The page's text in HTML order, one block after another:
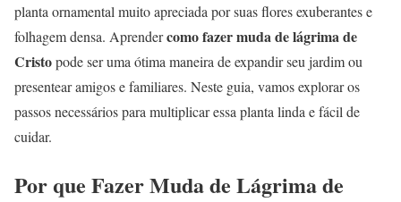
planta ornamental muito apreciada por suas flores exuberantes e
folhagem densa. Aprendercomo fazer muda de lágrima de
Cristopode ser uma ótima maneira de expandir seu jardim ou
presentear amigos e familiares. Neste guia, vamos explorar os
passos necessários para multiplicar essa planta linda e fácil de
cuidar.
Por que Fazer Muda de Lágrima de